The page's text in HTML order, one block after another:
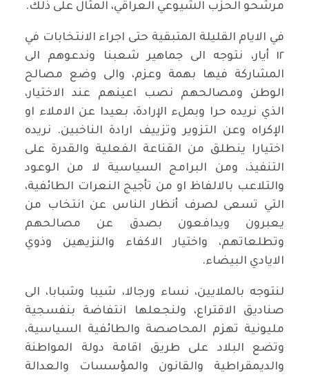
مرشحو الحزب الشيوعي العراقي، المثال على ذلك.
في الايام القليلة المتبقية حتى اجراء الانتخابات في
١٢ أيار، نتوجه الى جماهير شعبنا وندعوهم الى
المشاركة فيها بهمة وعزم، والى وضع مصالح
الوطن ومصالحهم نصب اعينهم عند الاختيار،
الذي نريده حرا وبملء الإرادة، بعيدا عن الاملاء او
الإكراه وعن التزوير وتزييف ارادة الناخبين. نريده
اختيارا ينطلق من القناعة الفعلية والقدرة على
التنفيذ، ومن البرامج السياسية لا من الوعود
والتلاعب بالالفاظ او من تأجيج النعرات الطائفية،
التي تسعى لصرف أنظار الناس عن انتخاب من
يعبرون ويدافعون بصدق عن مصالحهم
وتطلعاتهم، واختيار الاكفاء والنزيهين وذوي
الايادي البيضاء.
لنتوجه بالملايين، نساء ورجالا، شيبا وشبابا، الى
صناديق الاقتراع، ولنجعلها انتفاضة بنفسجية
مليونية تهزم المحاصصة والطائفية السياسية،
وتضع البلاد على طريق اقامة دولة المواطنة
والديمقراطية والقانون والمؤسسات والعدالة